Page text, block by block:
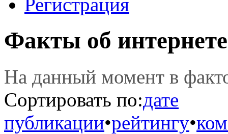
Факты об интернете
На данный момент в
Сортировать по:дате
публикации•рейтингу•